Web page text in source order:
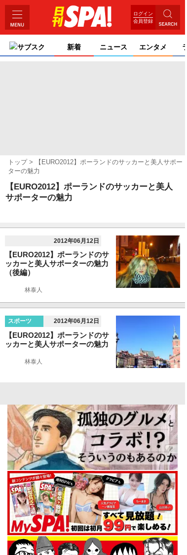
ログイン
会員登録
サブスク 新着 ニュース エンタメ
トップ
【EURO2012】ポーランドのサッカーと美人サポー
ターの魅力
【EURO2012】ポーランドのサッカーと美人
サポーターの魅力
2012年06月12日
【EURO2012】ポーランドのサ
ッカーと美人サポーターの魅力
（後編）
林泰人
スポーツ 2012年06月12日
【EURO2012】ポーランドのサ
ッカーと美人サポーターの魅力
林泰人